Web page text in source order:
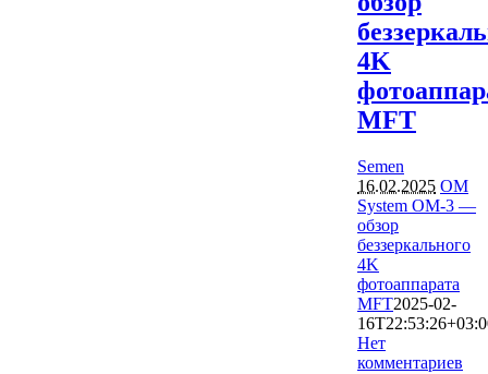
4K
MFT
Semen
16.02.2025 OM
System OM-3 —
обзор
беззеркального
4K
фотоаппарата
MFT2025-02-
Нет
комментариев